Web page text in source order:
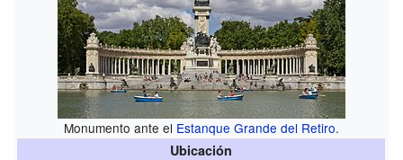
Monumento ante el Estanque Grande del Retiro.
Ubicación